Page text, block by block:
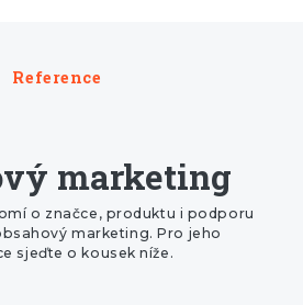
Reference
marketing
o značce, produktu i podporu
marketing. Pro jeho
sjeďte o kousek níže.